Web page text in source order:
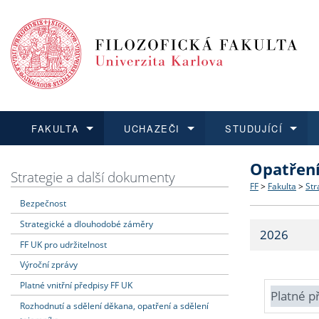
FAKULTA
Dozvědět se více
Struktura
Strategie
Fakultní
UCHAZEČI
Podat přihlášku
Co
Učitelské
STUDUJÍCÍ
Dozvědět se více
Dozvědět se více
O vědě a
Dozvědět se více
Aktuální
Strategie a další dokumenty
Bezpečnost
Strategické a dlouhodobé záměry
FF UK pro udržitelnost
Výroční zprávy
Platné vnitřní předpisy FF UK
Rozhodnutí a sdělení děkana, opatření a sdělení
FF > Fakulta >
2026
Platné